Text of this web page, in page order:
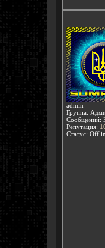
admin
Группа:
Сообщений:
Репутация:
Статус: